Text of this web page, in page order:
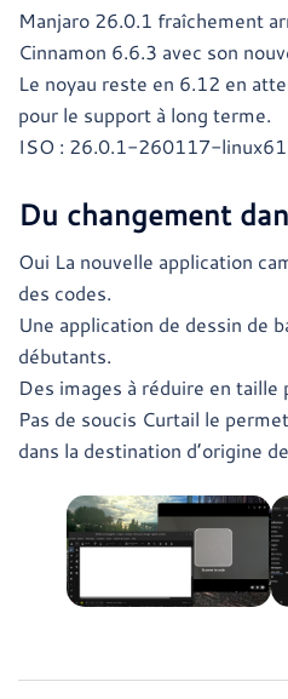
Manjaro 26.0.1 fraîchement
Cinnamon 6.6.3 avec son
Le noyau reste en 6.12 en
pour le support à long terme.
ISO : 26.0.1-260117-
Du changement
Oui La nouvelle application
des codes.
Une application de dessin de
débutants.
Des images à réduire en
Pas de soucis Curtail le
dans la destination d’origine